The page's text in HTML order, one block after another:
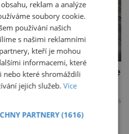
stále chodí všude
28.7.2026
snaží, jak chtějí, na
včas. A to i když vědí,
reklam a analýze
soubory cookie.
používání našich
s našimi reklamními
kteří je mohou
informacemi, které
nebo které shromáždili
jejich služeb.Více
PARTNERY(1616)